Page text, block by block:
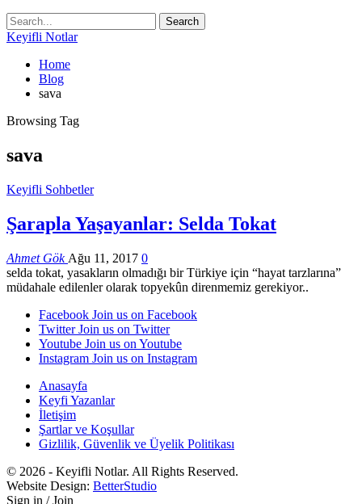
Keyifli Notlar
Home
Blog
sava
Browsing Tag
sava
Keyifli Sohbetler
Şarapla Yaşayanlar: Selda Tokat
Ahmet Gök Ağu 11, 2017 0
selda tokat, yasakların olmadığı bir Türkiye için “hayat tarzlarına”
müdahale edilenler olarak topyekûn direnmemiz gerekiyor..
Facebook Join us on Facebook
Twitter Join us on Twitter
Youtube Join us on Youtube
Instagram Join us on Instagram
Anasayfa
Keyfi Yazanlar
İletişim
Şartlar ve Koşullar
Gizlilik, Güvenlik ve Üyelik Politikası
© 2026 - Keyifli Notlar. All Rights Reserved.
Website Design: BetterStudio
Sign in / Join